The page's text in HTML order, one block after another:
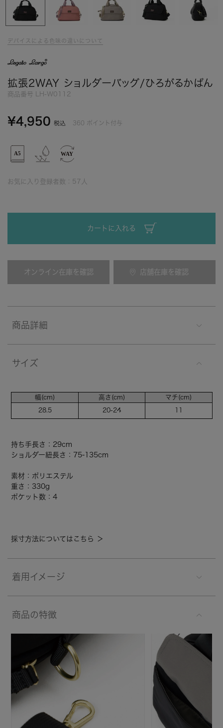
デバイスによる色味の違いについて
拡張2WAY ショルダーバッグ/ひろがるかばん
商品番号 LH-W0112
¥4,950 税込 360 ポイント付与
お気に入り登録者数： 57 人
カートに入れる
オンライン在庫を確認 店舗在庫を確認
商品詳細
サイズ
幅(cm)
28.5
高さ(cm)
20-24
マチ(cm)
持ち手長さ：29cm
ショルダー紐長さ：75-135cm
素材：ポリエステル
重さ：330g
ポケット数：4
採寸方法についてはこちら ＞
着用イメージ
商品の特徴